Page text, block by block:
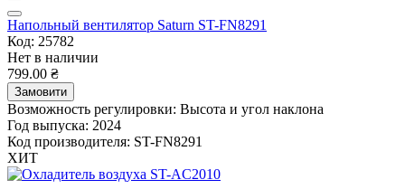
Напольный вентилятор Saturn ST-FN8291
Код: 25782
Нет в наличии
799.00 ₴
Замовити
Возможность регулировки: Высота и угол наклона
Год выпуска: 2024
Код производителя: ST-FN8291
ХИТ